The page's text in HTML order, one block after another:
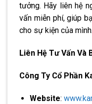
tưởng. Hãy liên hệ
vấn miễn phí, giúp
cho sự kiện của mình.
Liên Hệ Tư Vấn Và
Công Ty Cổ Phần
Website: